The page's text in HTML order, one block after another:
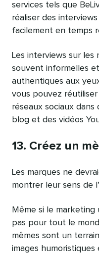
services tels que
réaliser des
facilement en temps
Les interviews sur les
souvent informelles
authentiques aux
vous pouvez
réseaux sociaux
blog et des vidéos
13. Créez un
Les marques ne
montrer leur sens de
Même si le marketing
pas pour tout le
mêmes sont un
images humoristiques